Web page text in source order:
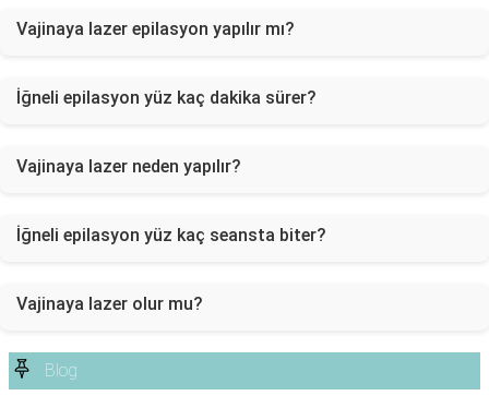
Vajinaya lazer epilasyon yapılır mı?
İğneli epilasyon yüz kaç dakika sürer?
Vajinaya lazer neden yapılır?
İğneli epilasyon yüz kaç seansta biter?
Vajinaya lazer olur mu?
Blog